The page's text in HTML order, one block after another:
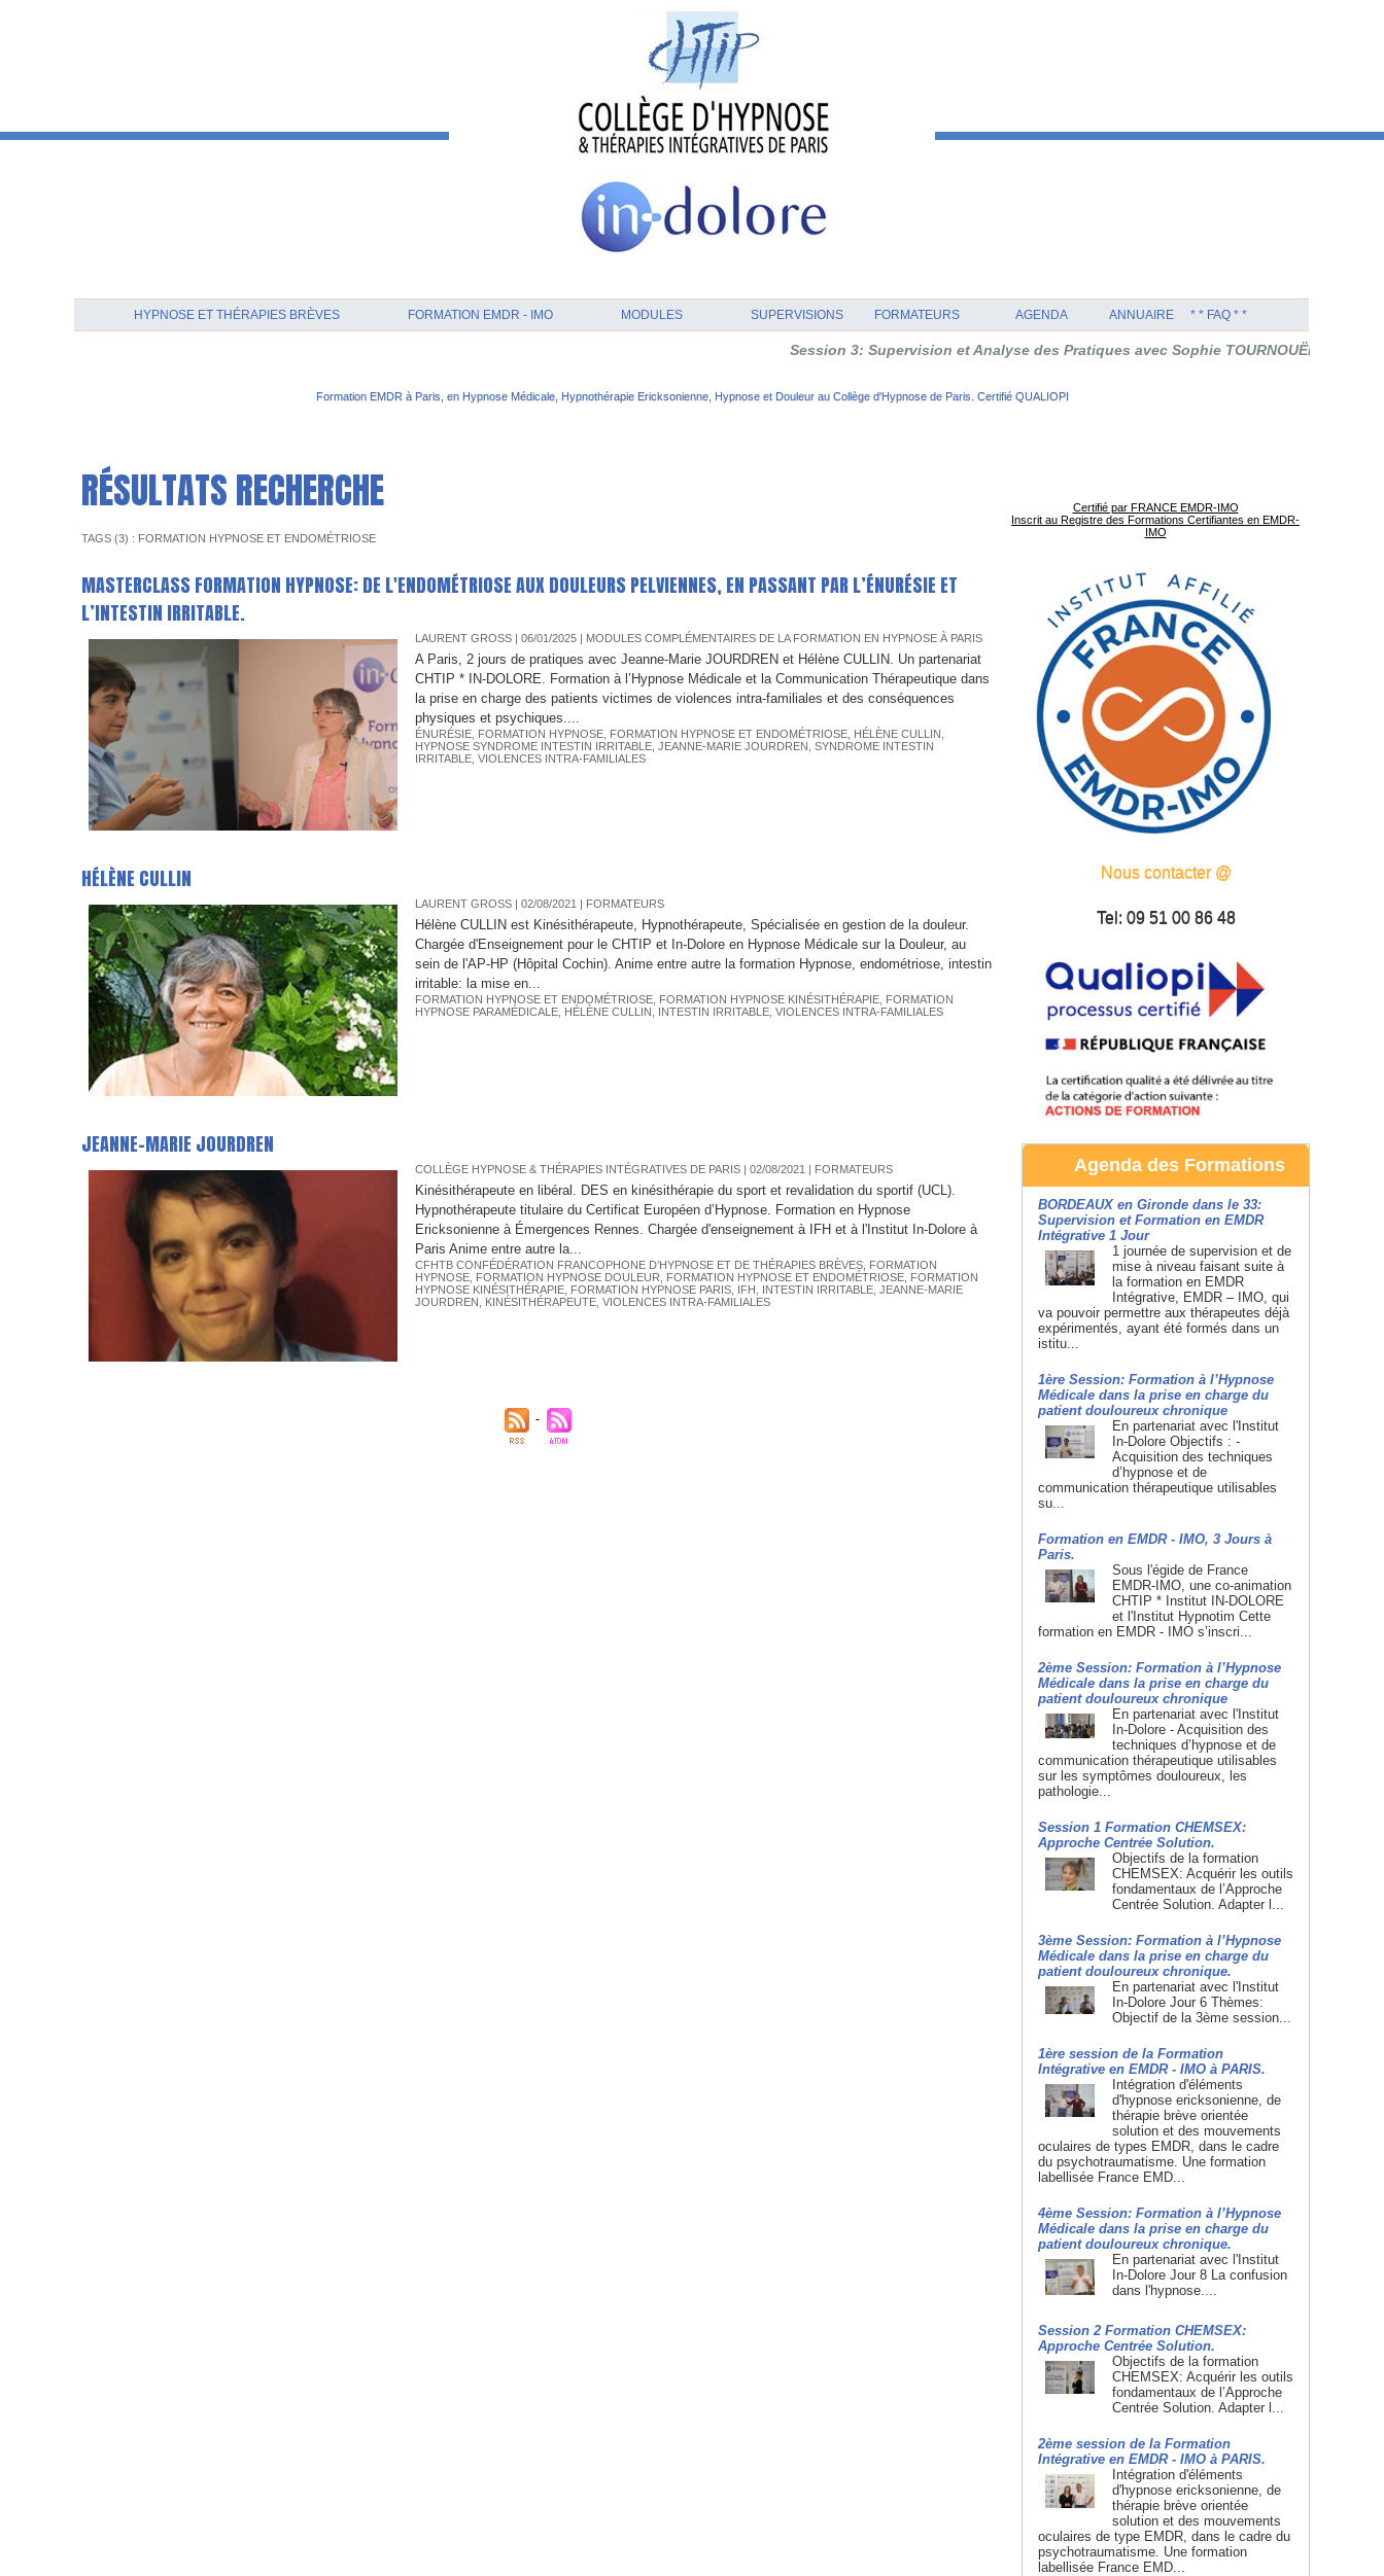
HYPNOSE ET THÉRAPIES BRÈVES FORMATION EMDR - IMO MODULES SUPERVISIONS FORMATEURS AGENDA ANNUAIRE * * FAQ * *
Session 3: Supervision et Analyse des Pratiques avec Sophie TOURNOUËR en Thérapie
Formation EMDR à Paris, en Hypnose Médicale, Hypnothérapie Ericksonienne, Hypnose et Douleur au Collège d'Hypnose de Paris. Certifié QUALIOPI
RÉSULTATS RECHERCHE
TAGS (3) : FORMATION HYPNOSE ET ENDOMÉTRIOSE
MASTERCLASS FORMATION HYPNOSE: DE L'ENDOMÉTRIOSE AUX DOULEURS PELVIENNES, EN PASSANT PAR L’ÉNURÉSIE ET
L’INTESTIN IRRITABLE.
LAURENT GROSS | 06/01/2025 | MODULES COMPLÉMENTAIRES DE LA FORMATION EN HYPNOSE À PARIS
A Paris, 2 jours de pratiques avec Jeanne-Marie JOURDREN et Hélène CULLIN. Un partenariat
CHTIP * IN-DOLORE. Formation à l’Hypnose Médicale et la Communication Thérapeutique dans
la prise en charge des patients victimes de violences intra-familiales et des conséquences
physiques et psychiques....
ÉNURÉSIE FORMATION HYPNOSE FORMATION HYPNOSE ET ENDOMÉTRIOSE HÉLÈNE CULLIN
HYPNOSE SYNDROME INTESTIN IRRITABLE JEANNE-MARIE JOURDREN SYNDROME INTESTIN
IRRITABLE VIOLENCES INTRA-FAMILIALES
HÉLÈNE CULLIN
LAURENT GROSS | 02/08/2021 | FORMATEURS
Hélène CULLIN est Kinésithérapeute, Hypnothérapeute, Spécialisée en gestion de la douleur.
Chargée d'Enseignement pour le CHTIP et In-Dolore en Hypnose Médicale sur la Douleur, au
sein de l'AP-HP (Hôpital Cochin). Anime entre autre la formation Hypnose, endométriose, intestin
irritable: la mise en...
FORMATION HYPNOSE ET ENDOMÉTRIOSE FORMATION HYPNOSE KINÉSITHÉRAPIE FORMATION
HYPNOSE PARAMÉDICALE HÉLÈNE CULLIN INTESTIN IRRITABLE VIOLENCES INTRA-FAMILIALES
JEANNE-MARIE JOURDREN
COLLÈGE HYPNOSE & THÉRAPIES INTÉGRATIVES DE PARIS | 02/08/2021 | FORMATEURS
Kinésithérapeute en libéral. DES en kinésithérapie du sport et revalidation du sportif (UCL).
Hypnothérapeute titulaire du Certificat Européen d’Hypnose. Formation en Hypnose
Ericksonienne à Émergences Rennes. Chargée d'enseignement à IFH et à l'Institut In-Dolore à
Paris Anime entre autre la...
CFHTB CONFÉDÉRATION FRANCOPHONE D’HYPNOSE ET DE THÉRAPIES BRÈVES FORMATION
HYPNOSE FORMATION HYPNOSE DOULEUR FORMATION HYPNOSE ET ENDOMÉTRIOSE FORMATION
HYPNOSE KINÉSITHÉRAPIE FORMATION HYPNOSE PARIS IFH INTESTIN IRRITABLE JEANNE-MARIE
JOURDREN
KINÉSITHÉRAPEUTE VIOLENCES INTRA-FAMILIALES
Certifié par FRANCE EMDR-IMO
Inscrit au Registre des Formations Certifiantes en EMDR-
IMO
Nous contacter @
Tel: 09 51 00 86 48
Agenda des Formations
BORDEAUX en Gironde dans le 33:
Supervision et Formation en EMDR
Intégrative 1 Jour
1 journée de supervision et de
mise à niveau faisant suite à
la formation en EMDR
Intégrative, EMDR – IMO, qui
va pouvoir permettre aux thérapeutes déjà
expérimentés, ayant été formés dans un
istitu...
1ère Session: Formation à l’Hypnose
Médicale dans la prise en charge du
patient douloureux chronique
En partenariat avec l'Institut
In-Dolore Objectifs : -
Acquisition des techniques
d’hypnose et de
communication thérapeutique utilisables
su...
Formation en EMDR - IMO, 3 Jours à
Paris.
Sous l'égide de France
EMDR-IMO, une co-animation
CHTIP * Institut IN-DOLORE
et l'Institut Hypnotim Cette
formation en EMDR - IMO s’inscri...
2ème Session: Formation à l’Hypnose
Médicale dans la prise en charge du
patient douloureux chronique
En partenariat avec l'Institut
In-Dolore - Acquisition des
techniques d’hypnose et de
communication thérapeutique utilisables
sur les symptômes douloureux, les
pathologie...
Session 1 Formation CHEMSEX:
Approche Centrée Solution.
Objectifs de la formation
CHEMSEX: Acquérir les outils
fondamentaux de l’Approche
Centrée Solution. Adapter l...
3ème Session: Formation à l’Hypnose
Médicale dans la prise en charge du
patient douloureux chronique.
En partenariat avec l'Institut
In-Dolore Jour 6 Thèmes:
Objectif de la 3ème session...
1ère session de la Formation
Intégrative en EMDR - IMO à PARIS.
Intégration d'éléments
d'hypnose ericksonienne, de
thérapie brève orientée
solution et des mouvements
oculaires de types EMDR, dans le cadre
du psychotraumatisme. Une formation
labellisée France EMD...
4ème Session: Formation à l’Hypnose
Médicale dans la prise en charge du
patient douloureux chronique.
En partenariat avec l'Institut
In-Dolore Jour 8 La confusion
dans l'hypnose....
Session 2 Formation CHEMSEX:
Approche Centrée Solution.
Objectifs de la formation
CHEMSEX: Acquérir les outils
fondamentaux de l’Approche
Centrée Solution. Adapter l...
2ème session de la Formation
Intégrative en EMDR - IMO à PARIS.
Intégration d'éléments
d'hypnose ericksonienne, de
thérapie brève orientée
solution et des mouvements
oculaires de type EMDR, dans le cadre du
psychotraumatisme. Une formation
labellisée France EMD...